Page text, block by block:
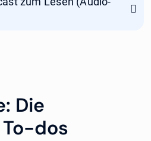
Die
dos